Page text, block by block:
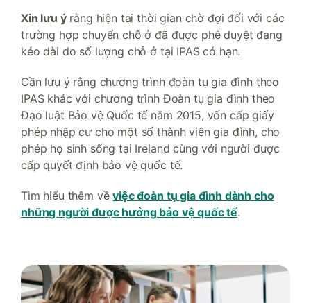
Xin lưu ýrằng hiện tại thời gian chờ đợi đối với các
trường hợp chuyển chỗ ở đã được phê duyệt đang
kéo dài do số lượng chỗ ở tại IPAS có hạn.
Cần lưu ý rằng chương trình đoàn tụ gia đình theo
IPAS khác với chương trình Đoàn tụ gia đình theo
Đạo luật Bảo vệ Quốc tế năm 2015, vốn cấp giấy
phép nhập cư cho một số thành viên gia đình, cho
phép họ sinh sống tại Ireland cùng với người được
cấp quyết định bảo vệ quốc tế.
Tìm hiểu thêm vềviệc đoàn tụ gia đình dành cho
những người được hưởng bảo vệ quốc tế.